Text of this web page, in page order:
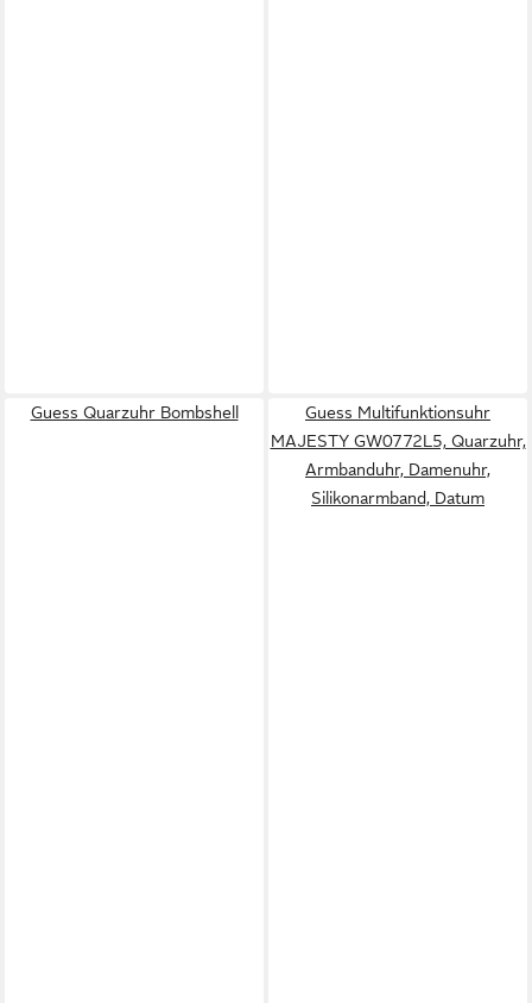
Guess Quarzuhr Bombshell
Guess Multifunktionsuhr
MAJESTY GW0772L5, Quarzuhr,
Armbanduhr, Damenuhr,
Silikonarmband, Datum